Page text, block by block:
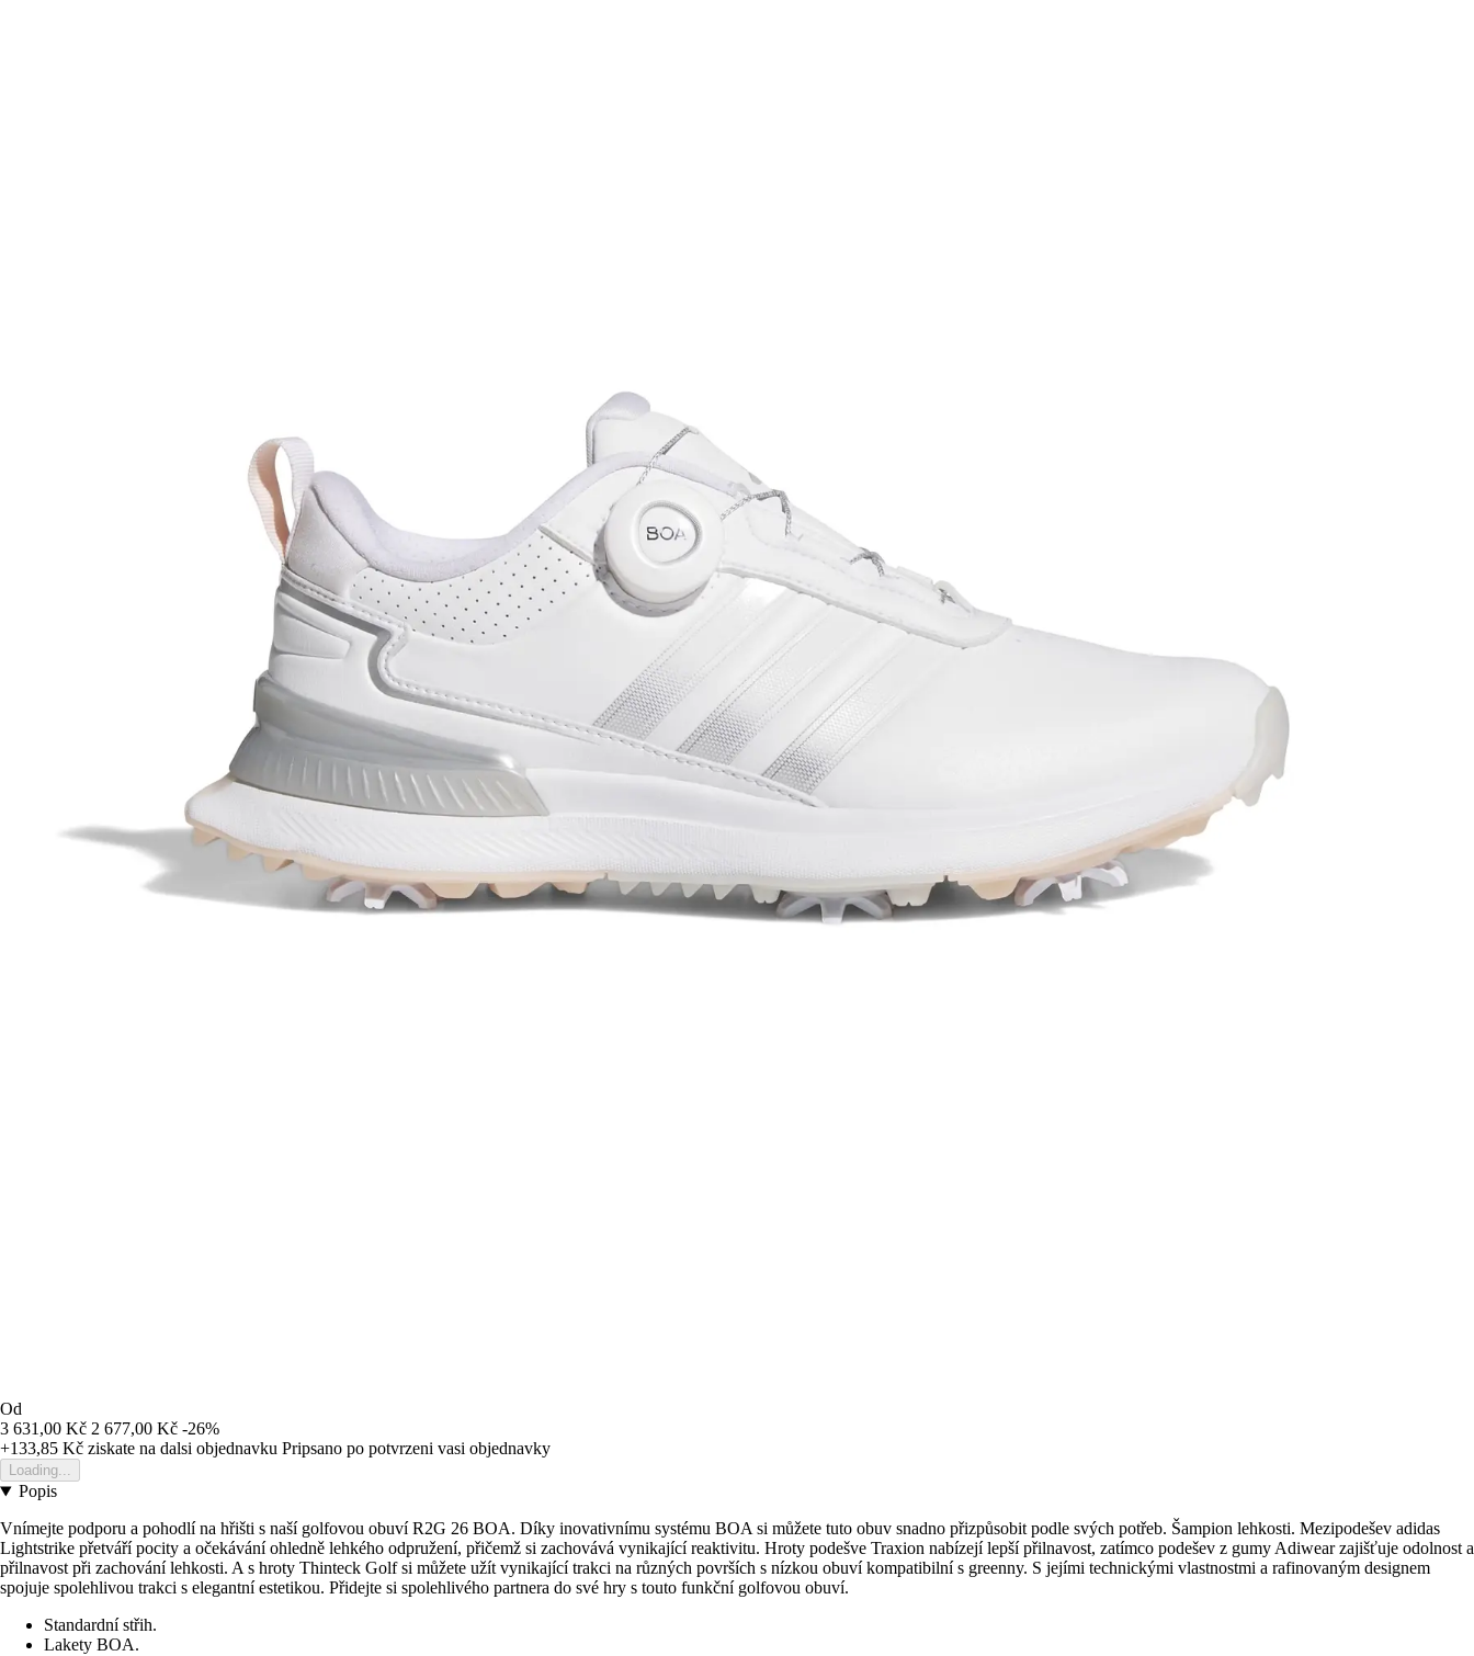
Od
3 631,00 Kč 2 677,00 Kč -26%
+133,85 Kč ziskate na dalsi objednavku Pripsano po potvrzeni vasi objednavky
Loading...
Popis
Vnímejte podporu a pohodlí na hřišti s naší golfovou obuví R2G 26 BOA. Díky inovativnímu systému BOA si můžete tuto obuv snadno přizpůsobit podle svých potřeb. Šampion lehkosti. Mezipodešev adidas
Lightstrike přetváří pocity a očekávání ohledně lehkého odpružení, přičemž si zachovává vynikající reaktivitu. Hroty podešve Traxion nabízejí lepší přilnavost, zatímco podešev z gumy Adiwear zajišťuje odolnost a
přilnavost při zachování lehkosti. A s hroty Thinteck Golf si můžete užít vynikající trakci na různých površích s nízkou obuví kompatibilní s greenny. S jejími technickými vlastnostmi a rafinovaným designem
spojuje spolehlivou trakci s elegantní estetikou. Přidejte si spolehlivého partnera do své hry s touto funkční golfovou obuví.
Standardní střih.
Lakety BOA.